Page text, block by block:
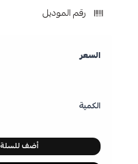
رقم الموديل
السعر
الكمية
أضف للسلة